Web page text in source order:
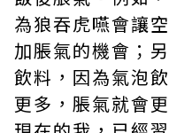
為狼吞虎嚥會讓
加脹氣的機會；
飲料，因為氣泡
更多，脹氣就會